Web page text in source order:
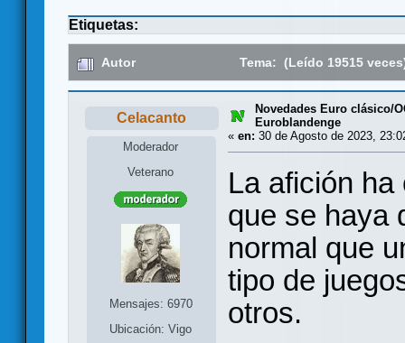
Etiquetas:
Autor Tema: (Leído 19515
Celacanto
Moderador
Veterano
Mensajes: 6970
Ubicación: Vigo
Novedades Euro clásico/
Euroblandenge
« en: 30 de Agosto de 2023,
La afición
que se haya
normal que
tipo de
otros.